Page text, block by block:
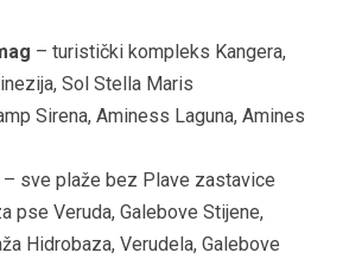
– turistički kompleks Kangera,
Sol Stella Maris
Sirena, Aminess Laguna, Amines
sve plaže bez Plave zastavice
pse Veruda, Galebove Stijene,
Hidrobaza, Verudela, Galebove